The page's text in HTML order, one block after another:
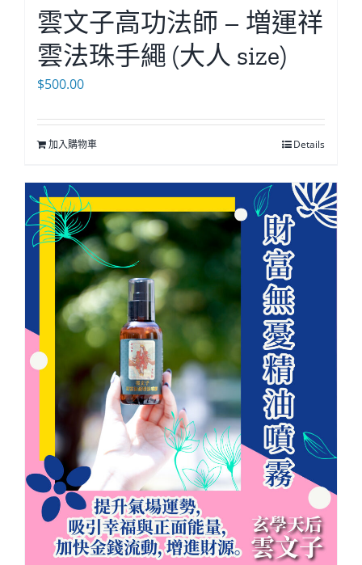
雲文子高功法師 – 増運祥
雲法珠手繩 (大人 size)
$500.00
加入購物車 Details